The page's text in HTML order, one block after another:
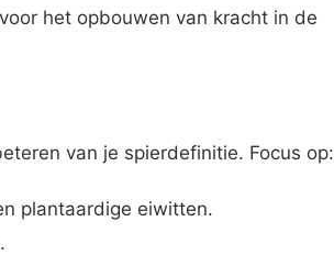
het opbouwen van kracht in de
van je spierdefinitie. Focus op:
plantaardige eiwitten.